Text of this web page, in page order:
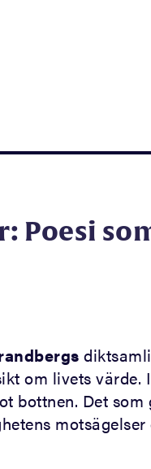
Poesi
om livets värde.
bottnen. Det som
motsägelser